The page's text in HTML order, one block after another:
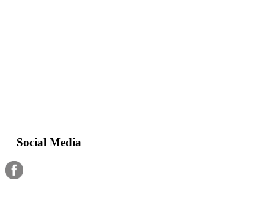
Social Media